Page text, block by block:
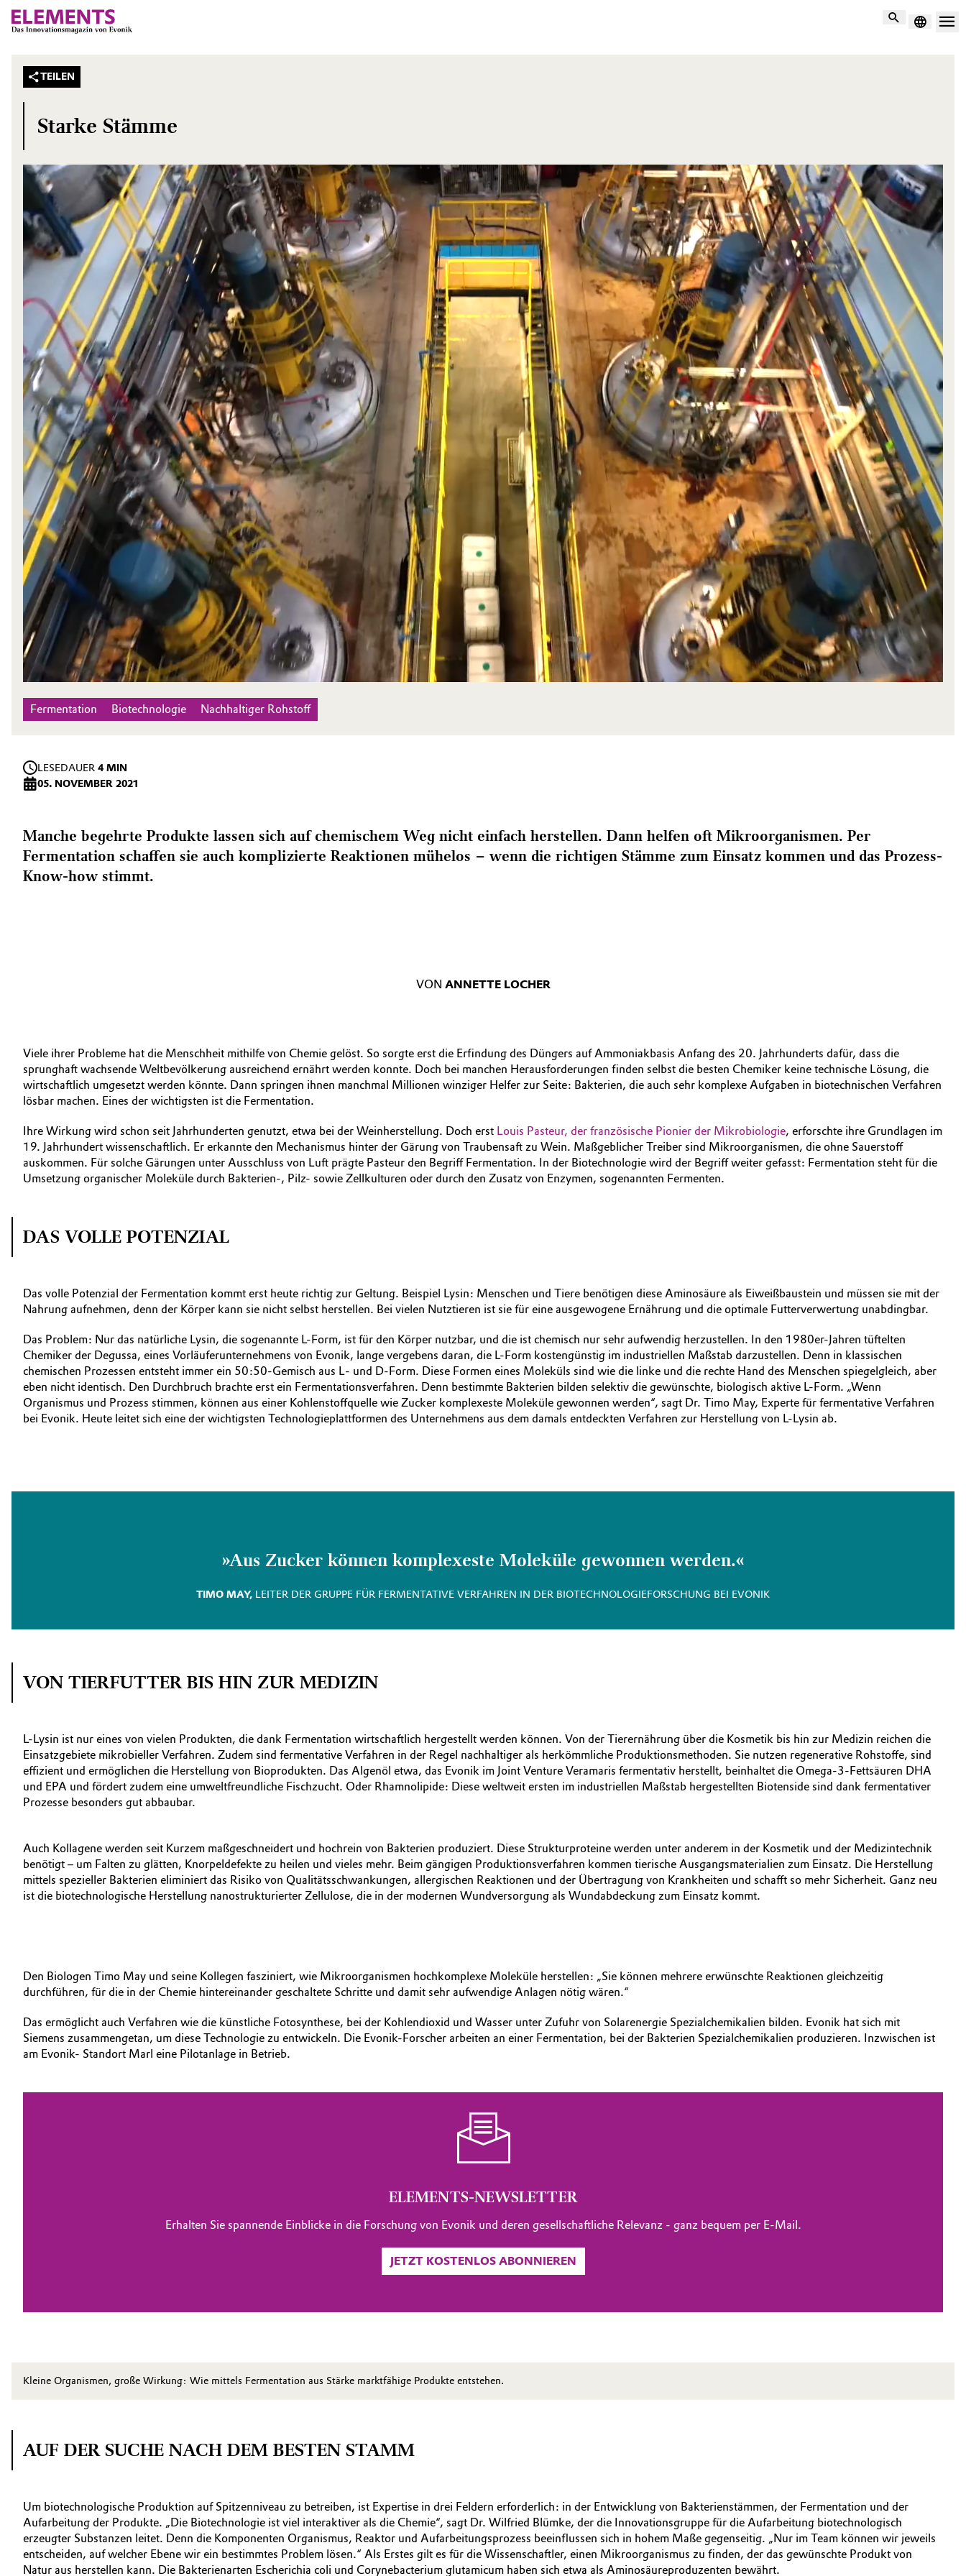
Suche
TEILEN
Starke Stämme
Fermentation Biotechnologie Nachhaltiger Rohstoff
LESEDAUER 4 MIN
05. NOVEMBER 2021
Manche begehrte Produkte lassen sich auf chemischem Weg nicht einfach herstellen. Dann helfen oft Mikroorganismen. Per
Fermentation schaffen sie auch komplizierte Reaktionen mühelos – wenn die richtigen Stämme zum Einsatz kommen und das Prozess-
Know-how stimmt.
VON ANNETTE LOCHER
Viele ihrer Probleme hat die Menschheit mithilfe von Chemie gelöst. So sorgte erst die Erfindung des Düngers auf Ammoniakbasis Anfang des 20. Jahrhunderts dafür, dass die
sprunghaft wachsende Weltbevölkerung ausreichend ernährt werden konnte. Doch bei manchen Herausforderungen finden selbst die besten Chemiker keine technische Lösung, die
wirtschaftlich umgesetzt werden könnte. Dann springen ihnen manchmal Millionen winziger Helfer zur Seite: Bakterien, die auch sehr komplexe Aufgaben in biotechnischen Verfahren
lösbar machen. Eines der wichtigsten ist die Fermentation.
Ihre Wirkung wird schon seit Jahrhunderten genutzt, etwa bei der Weinherstellung. Doch erst Louis Pasteur, der französische Pionier der Mikrobiologie, erforschte ihre Grundlagen im
19. Jahrhundert wissenschaftlich. Er erkannte den Mechanismus hinter der Gärung von Traubensaft zu Wein. Maßgeblicher Treiber sind Mikroorganismen, die ohne Sauerstoff
auskommen. Für solche Gärungen unter Ausschluss von Luft prägte Pasteur den Begriff Fermentation. In der Biotechnologie wird der Begriff weiter gefasst: Fermentation steht für die
Umsetzung organischer Moleküle durch Bakterien-, Pilz- sowie Zellkulturen oder durch den Zusatz von Enzymen, sogenannten Fermenten.
DAS VOLLE POTENZIAL
Das volle Potenzial der Fermentation kommt erst heute richtig zur Geltung. Beispiel Lysin: Menschen und Tiere benötigen diese Aminosäure als Eiweißbaustein und müssen sie mit der
Nahrung aufnehmen, denn der Körper kann sie nicht selbst herstellen. Bei vielen Nutztieren ist sie für eine ausgewogene Ernährung und die optimale Futterverwertung unabdingbar.
Das Problem: Nur das natürliche Lysin, die sogenannte L-Form, ist für den Körper nutzbar, und die ist chemisch nur sehr aufwendig herzustellen. In den 1980er-Jahren tüftelten
Chemiker der Degussa, eines Vorläuferunternehmens von Evonik, lange vergebens daran, die L-Form kostengünstig im industriellen Maßstab darzustellen. Denn in klassischen
chemischen Prozessen entsteht immer ein 50:50-Gemisch aus L‑ und D-Form. Diese Formen eines Moleküls sind wie die linke und die rechte Hand des Menschen spiegelgleich, aber
eben nicht identisch. Den Durchbruch brachte erst ein Fermentationsverfahren. Denn bestimmte Bakterien bilden selektiv die gewünschte, biologisch aktive L-Form. „Wenn
Organismus und Prozess stimmen, können aus einer Kohlenstoffquelle wie Zucker komplexeste Moleküle gewonnen werden“, sagt Dr. Timo May, Experte für fermentative Verfahren
bei Evonik. Heute leitet sich eine der wichtigsten Technologieplattformen des Unternehmens aus dem damals entdeckten Verfahren zur Herstellung von L-Lysin ab.
»Aus Zucker können komplexeste Moleküle gewonnen werden.«
TIMO MAY, LEITER DER GRUPPE FÜR FERMENTATIVE VERFAHREN IN DER BIOTECHNOLOGIEFORSCHUNG BEI EVONIK
VON TIERFUTTER BIS HIN ZUR MEDIZIN
L-Lysin ist nur eines von vielen Produkten, die dank Fermentation wirtschaftlich hergestellt werden können. Von der Tierernährung über die Kosmetik bis hin zur Medizin reichen die
Einsatzgebiete mikrobieller Verfahren. Zudem sind fermentative Verfahren in der Regel nachhaltiger als herkömmliche Produktionsmethoden. Sie nutzen regenerative Rohstoffe, sind
effizient und ermöglichen die Herstellung von Bioprodukten. Das Algenöl etwa, das Evonik im Joint Venture Veramaris fermentativ herstellt, beinhaltet die Omega‑3-Fettsäuren DHA
und EPA und fördert zudem eine umweltfreundliche Fischzucht. Oder Rhamnolipide: Diese weltweit ersten im industriellen Maßstab hergestellten Biotenside sind dank fermentativer
Prozesse besonders gut abbaubar.
Auch Kollagene werden seit Kurzem maßgeschneidert und hochrein von Bakterien produziert. Diese Strukturproteine werden unter anderem in der Kosmetik und der Medizintechnik
benötigt – um Falten zu glätten, Knorpeldefekte zu heilen und vieles mehr. Beim gängigen Produktionsverfahren kommen tierische Ausgangsmaterialien zum Einsatz. Die Herstellung
mittels spezieller Bakterien eliminiert das Risiko von Qualitätsschwankungen, allergischen Reaktionen und der Übertragung von Krankheiten und schafft so mehr Sicherheit. Ganz neu
ist die biotechnologische Herstellung nanostrukturierter Zellulose, die in der modernen Wundversorgung als Wundabdeckung zum Einsatz kommt.
Den Biologen Timo May und seine Kollegen fasziniert, wie Mikroorganismen hochkomplexe Moleküle herstellen: „Sie können mehrere erwünschte Reaktionen gleichzeitig
durchführen, für die in der Chemie hintereinander geschaltete Schritte und damit sehr aufwendige Anlagen nötig wären.“
Das ermöglicht auch Verfahren wie die künstliche Fotosynthese, bei der Kohlendioxid und Wasser unter Zufuhr von Solarenergie Spezialchemikalien bilden. Evonik hat sich mit
Siemens zusammengetan, um diese Technologie zu entwickeln. Die Evonik-Forscher arbeiten an einer Fermentation, bei der Bakterien Spezialchemikalien produzieren. Inzwischen ist
am Evonik- Standort Marl eine Pilotanlage in Betrieb.
ELEMENTS-NEWSLETTER
Erhalten Sie spannende Einblicke in die Forschung von Evonik und deren gesellschaftliche Relevanz - ganz bequem per E-Mail.
JETZT KOSTENLOS ABONNIEREN
Kleine Organismen, große Wirkung: Wie mittels Fermentation aus Stärke marktfähige Produkte entstehen.
AUF DER SUCHE NACH DEM BESTEN STAMM
Um biotechnologische Produktion auf Spitzenniveau zu betreiben, ist Expertise in drei Feldern erforderlich: in der Entwicklung von Bakterienstämmen, der Fermentation und der
Aufarbeitung der Produkte. „Die Biotechnologie ist viel interaktiver als die Chemie“, sagt Dr. Wilfried Blümke, der die Innovationsgruppe für die Aufarbeitung biotechnologisch
erzeugter Substanzen leitet. Denn die Komponenten Organismus, Reaktor und Aufarbeitungsprozess beeinflussen sich in hohem Maße gegenseitig. „Nur im Team können wir jeweils
entscheiden, auf welcher Ebene wir ein bestimmtes Problem lösen.“ Als Erstes gilt es für die Wissenschaftler, einen Mikroorganismus zu finden, der das gewünschte Produkt von
Natur aus herstellen kann. Die Bakterienarten Escherichia coli und Corynebacterium glutamicum haben sich etwa als Aminosäureproduzenten bewährt.